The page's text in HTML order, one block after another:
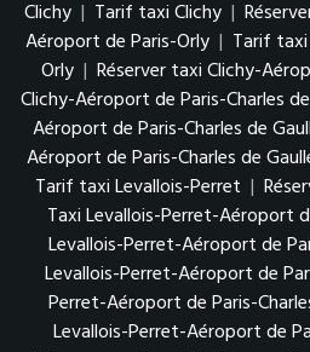
Clichy | Tarif taxi Clichy |
Aéroport de Paris-Orly | Tarif
Orly | Réserver taxi Clichy-
Clichy-Aéroport de Paris-Charles
Aéroport de Paris-Charles de
Aéroport de Paris-Charles de
Tarif taxi Levallois-Perret |
Taxi Levallois-Perret-Aéroport
Levallois-Perret-Aéroport de
Levallois-Perret-Aéroport de
Perret-Aéroport de Paris-
Levallois-Perret-Aéroport de